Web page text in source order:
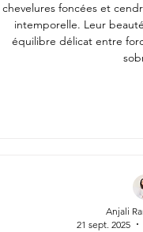
chevelures foncées et
intemporelle. Leur
équilibre délicat entre
Anjali
21 sept. 2025